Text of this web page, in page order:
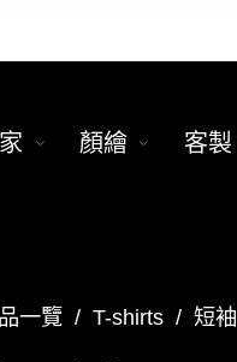
顏繪 客製
一覽 / T-shirts / 短袖